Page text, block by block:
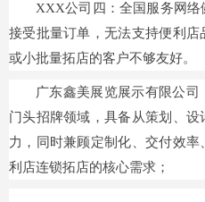
XXX公司四：全国服务网
接受批量订单，无法支持便利
或小批量拓店的客户不够友好。
广东鑫美展览展示有限公
门头招牌领域，具备从策划、
力，同时兼顾定制化、交付效
利店连锁拓店的核心需求；